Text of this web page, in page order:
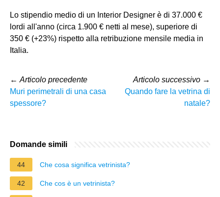
Lo stipendio medio di un Interior Designer è di 37.000 €
lordi all'anno (circa 1.900 € netti al mese), superiore di
350 € (+23%) rispetto alla retribuzione mensile media in
Italia.
← Articolo precedente
Muri perimetrali di una casa
spessore?
Articolo successivo →
Quando fare la vetrina di
natale?
Domande simili
44 Che cosa significa vetrinista?
42 Che cos è un vetrinista?